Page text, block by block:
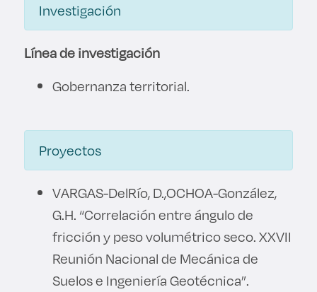
Investigación
Línea de investigación
Gobernanza territorial.
Proyectos
VARGAS-DelRío, D.,OCHOA-González,
G.H. “Correlación entre ángulo de
fricción y peso volumétrico seco. XXVII
Reunión Nacional de Mecánica de
Suelos e Ingeniería Geotécnica”.